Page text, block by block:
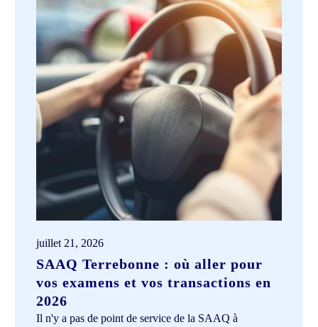
juillet 21, 2026
SAAQ Terrebonne : où aller pour
vos examens et vos transactions en
2026
Il n'y a pas de point de service de la SAAQ à